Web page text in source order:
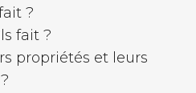
?
fait ?
propriétés et leurs